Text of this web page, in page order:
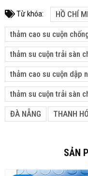
Từ khóa: HỒ CHÍ
thảm cao su cuộn
thảm su cuộn trải sàn
thảm cao su cuộn dập
thảm su cuộn trải sàn
ĐÀ NẴNG THANH
SẢN